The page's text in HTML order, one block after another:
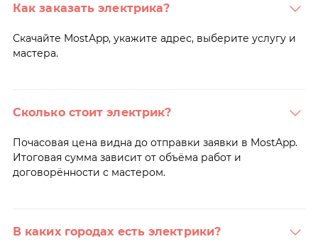
Как заказать электрика?
Скачайте MostApp, укажите адрес, выберите услугу и
мастера.
Сколько стоит электрик?
Почасовая цена видна до отправки заявки в MostApp.
Итоговая сумма зависит от объёма работ и
договорённости с мастером.
В каких городах есть электрики?